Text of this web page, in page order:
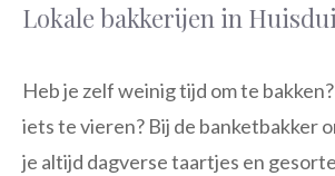
Lokale bakkerijen in
Heb je zelf weinig tijd om te
iets te vieren? Bij de banketbakker
je altijd dagverse taartjes en